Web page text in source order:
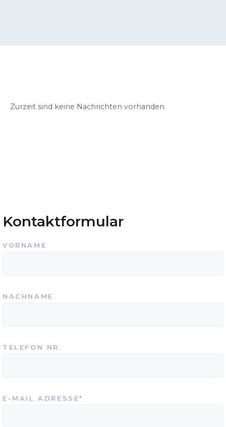
Zurzeit sind keine Nachrichten vorhanden.
Kontaktformular
VORNAME
NACHNAME
TELEFON NR.
PFLICHTFELD
E-MAIL ADRESSE*